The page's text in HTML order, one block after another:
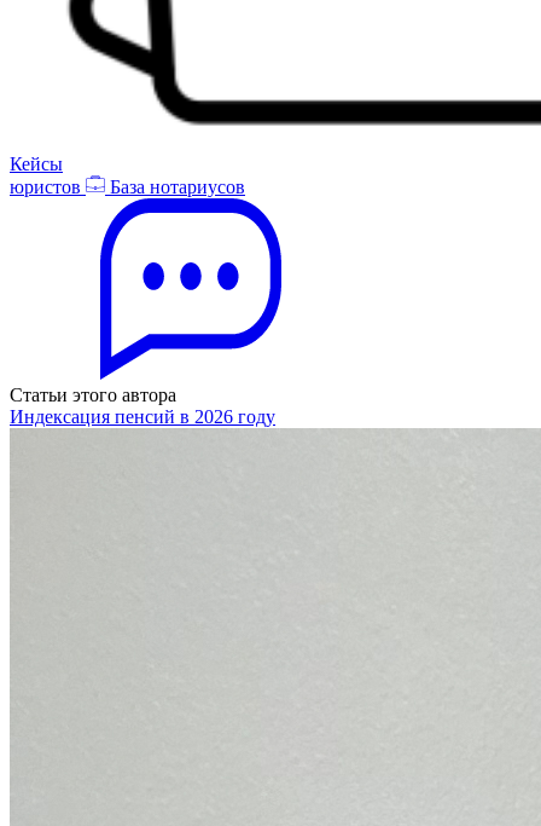
Кейсы
юристов
База нотариусов
Статьи этого автора
Индексация пенсий в 2026 году